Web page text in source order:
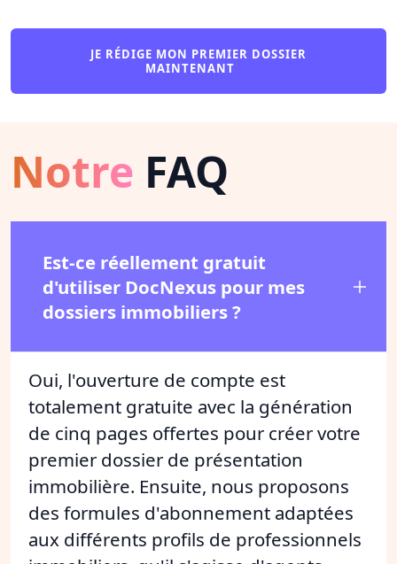
JE RÉDIGE MON PREMIER DOSSIER
MAINTENANT
Notre FAQ
Est-ce réellement gratuit
d'utiliser DocNexus pour mes
dossiers immobiliers ?
Oui, l'ouverture de compte est
totalement gratuite avec la génération
de cinq pages offertes pour créer votre
premier dossier de présentation
immobilière. Ensuite, nous proposons
des formules d'abonnement adaptées
aux différents profils de professionnels